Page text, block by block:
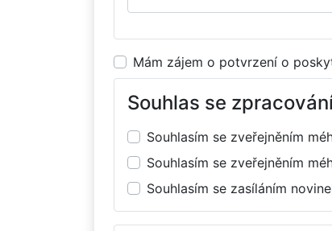
Mám zájem o potvrzení o
Souhlas se
Souhlasím se zveřejněním
Souhlasím se zveřejněním
Souhlasím se zasíláním